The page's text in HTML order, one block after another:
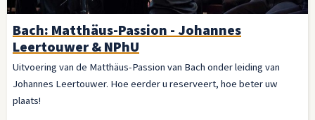
Bach: Matthäus-Passion - Johannes
Leertouwer & NPhU
Uitvoering van de Matthäus-Passion van Bach onder leiding van
Johannes Leertouwer. Hoe eerder u reserveert, hoe beter uw
plaats!